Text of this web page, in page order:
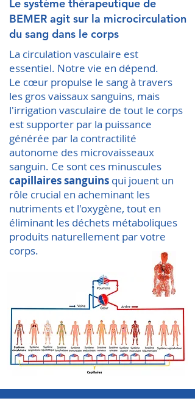
Le système thérapeutique de
BEMER agit sur la microcirculation
du sang dans le corps
La circulation vasculaire est
essentiel. Notre vie en dépend.
Le cœur propulse le sang à travers
les gros vaissaux sanguins, mais
l'irrigation vasculaire de tout le corps
est supporter par la puissance
générée par la contractilité
autonome des microvaisseaux
sanguin. Ce sont ces minuscules
capillaires sanguins qui jouent un
rôle crucial en acheminant les
nutriments et l'oxygène, tout en
éliminant les déchets métaboliques
produits naturellement par votre
corps.